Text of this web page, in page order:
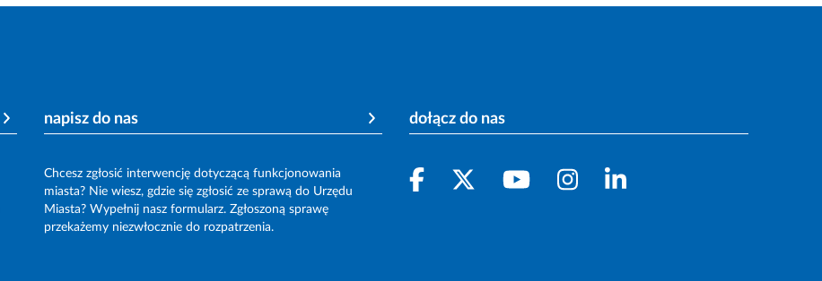
napisz do nas
Chcesz zgłosić interwencję dotyczącą funkcjonowania
miasta? Nie wiesz, gdzie się zgłosić ze sprawą do Urzędu
Miasta? Wypełnij nasz formularz. Zgłoszoną sprawę
przekażemy niezwłocznie do rozpatrzenia.
dołącz do nas